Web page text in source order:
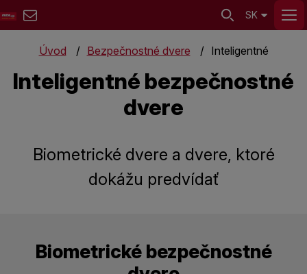
SK
Úvod Bezpečnostné dvere Inteligentné
Inteligentné bezpečnostné
dvere
Biometrické dvere a dvere, ktoré
dokážu predvídať
Biometrické bezpečnostné